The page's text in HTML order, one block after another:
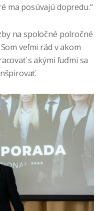
ma posúvajú dopredu.“
na spoločné polročné
veľmi rád v akom
s akými ľuďmi sa